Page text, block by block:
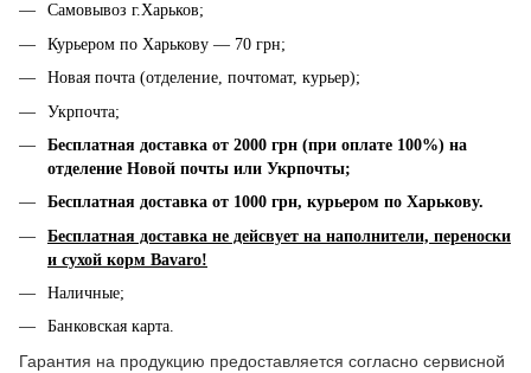
Самовывоз г.Харьков;
Курьером по Харькову — 70 грн;
Новая почта (отделение, почтомат, курьер);
Укрпочта;
Бесплатная доставка от 2000 грн (при оплате 100%) на
отделение Новой почты или Укрпочты;
Бесплатная доставка от 1000 грн, курьером по Харькову.
Бесплатная доставка не дейсвует на наполнители, переноски
и сухой корм Bavaro!
Наличные;
Банковская карта.
Гарантия на продукцию предоставляется согласно сервисной